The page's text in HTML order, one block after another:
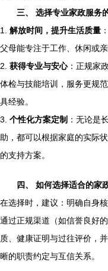
三、 选择专业家政服务
1. 解放时间，提升生活质量
父母能专注于工作、休闲或
2. 获得专业与安心：正规家
体检与技能培训，服务更规
具经验。
3. 个性化方案定制 ：无论是
助，都可以根据家庭的实际
的支持方案。
四、 如何选择适合的家
在选择时，建议：明确自身
通过正规渠道（如信誉良好
质、健康证明与过往评价，
晰的职责约定与互信关系。